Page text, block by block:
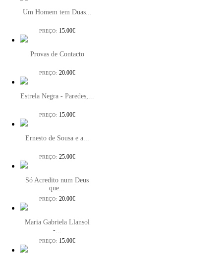
Um Homem tem Duas...
PREÇO: 15.00€
Provas de Contacto
PREÇO: 20.00€
Estrela Negra - Paredes,...
PREÇO: 15.00€
Ernesto de Sousa e a...
PREÇO: 25.00€
Só Acredito num Deus
que...
PREÇO: 20.00€
Maria Gabriela Llansol
-...
PREÇO: 15.00€